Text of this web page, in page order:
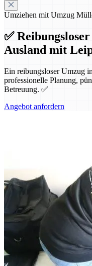
Umziehen mit Umzug
✅
Ausland mit
Ein reibungsloser Umzug
professionelle Planung,
Betreuung. ✅
Angebot anfordern